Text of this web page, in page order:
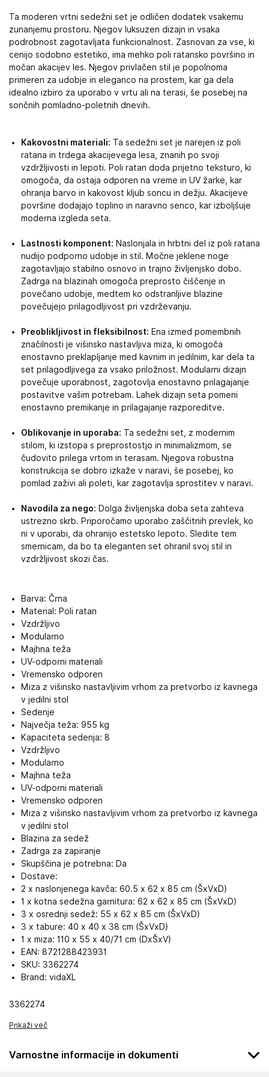
Ta moderen vrtni sedežni set je odličen dodatek vsakemu
zunanjemu prostoru. Njegov luksuzen dizajn in vsaka
podrobnost zagotavljata funkcionalnost. Zasnovan za vse, ki
cenijo sodobno estetiko, ima mehko poli ratansko površino in
močan akacijev les. Njegov privlačen stil je popolnoma
primeren za udobje in eleganco na prostem, kar ga dela
idealno izbiro za uporabo v vrtu ali na terasi, še posebej na
sončnih pomladno-poletnih dnevih.
Kakovostni materiali: Ta sedežni set je narejen iz poli
ratana in trdega akacijevega lesa, znanih po svoji
vzdržljivosti in lepoti. Poli ratan doda prijetno teksturo, ki
omogoča, da ostaja odporen na vreme in UV žarke, kar
ohranja barvo in kakovost kljub soncu in dežju. Akacijeve
površine dodajajo toplino in naravno senco, kar izboljšuje
moderna izgleda seta.
Lastnosti komponent: Naslonjala in hrbtni del iz poli ratana
nudijo podporno udobje in stil. Močne jeklene noge
zagotavljajo stabilno osnovo in trajno življenjsko dobo.
Zadrga na blazinah omogoča preprosto čiščenje in
povečano udobje, medtem ko odstranljive blazine
povečujejo prilagodljivost pri vzdrževanju.
Preoblikljivost in fleksibilnost: Ena izmed pomembnih
značilnosti je višinsko nastavljiva miza, ki omogoča
enostavno preklapljanje med kavnim in jedilnim, kar dela ta
set prilagodljivega za vsako priložnost. Modularni dizajn
povečuje uporabnost, zagotovlja enostavno prilagajanje
postavitve vašim potrebam. Lahek dizajn seta pomeni
enostavno premikanje in prilagajanje razporeditve.
Oblikovanje in uporaba: Ta sedežni set, z modernim
stilom, ki izstopa s preprostostjo in minimalizmom, se
čudovito prilega vrtom in terasam. Njegova robustna
konstrukcija se dobro izkaže v naravi, še posebej, ko
pomlad zaživi ali poleti, kar zagotavlja sprostitev v naravi.
Navodila za nego: Dolga življenjska doba seta zahteva
ustrezno skrb. Priporočamo uporabo zaščitnih prevlek, ko
ni v uporabi, da ohranijo estetsko lepoto. Sledite tem
smernicam, da bo ta eleganten set ohranil svoj stil in
vzdržljivost skozi čas.
Barva: Črna
Material: Poli ratan
Vzdržljivo
Modularno
Majhna teža
UV-odporni materiali
Vremensko odporen
Miza z višinsko nastavljivim vrhom za pretvorbo iz kavnega
v jedilni stol
Sedenje
Največja teža: 955 kg
Kapaciteta sedenja: 8
Vzdržljivo
Modularno
Majhna teža
UV-odporni materiali
Vremensko odporen
Miza z višinsko nastavljivim vrhom za pretvorbo iz kavnega
v jedilni stol
Blazina za sedež
Zadrga za zapiranje
Skupščina je potrebna: Da
Dostave:
2 x naslonjenega kavča: 60.5 x 62 x 85 cm (ŠxVxD)
1 x kotna sedežna garnitura: 62 x 62 x 85 cm (ŠxVxD)
3 x osrednji sedež: 55 x 62 x 85 cm (ŠxVxD)
3 x tabure: 40 x 40 x 38 cm (ŠxVxD)
1 x miza: 110 x 55 x 40/71 cm (DxŠxV)
EAN: 8721288423931
SKU: 3362274
Brand: vidaXL
3362274
Prikaži več
Varnostne informacije in dokumenti